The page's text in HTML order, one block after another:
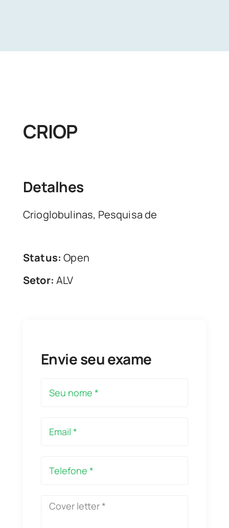
CRIOP
Detalhes
Crioglobulinas, Pesquisa de
Status: Open
Setor: ALV
Envie seu exame